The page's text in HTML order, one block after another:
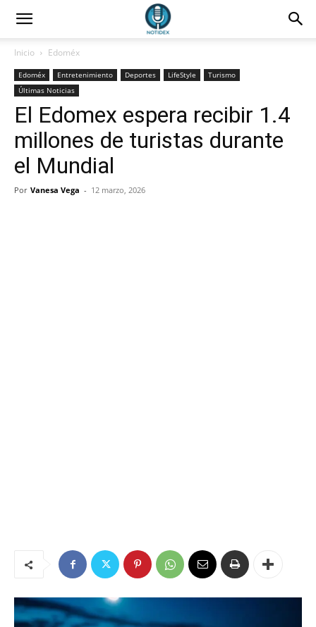
Inicio Edoméx
Edoméx Entretenimiento Deportes LifeStyle
Turismo
Últimas Noticias
El Edomex espera recibir 1.4
millones de turistas durante
el Mundial
Por Vanesa Vega - 12 marzo, 2026